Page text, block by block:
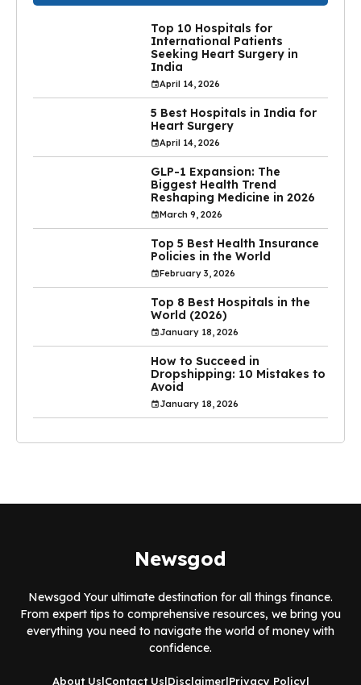
Top 10 Hospitals for
International Patients
Seeking Heart Surgery in
India
April 14, 2026
5 Best Hospitals in India for
Heart Surgery
April 14, 2026
GLP-1 Expansion: The
Biggest Health Trend
Reshaping Medicine in 2026
March 9, 2026
Top 5 Best Health Insurance
Policies in the World
February 3, 2026
Top 8 Best Hospitals in the
World (2026)
January 18, 2026
How to Succeed in
Dropshipping: 10 Mistakes to
Avoid
January 18, 2026
Newsgod
Newsgod Your ultimate destination for all things finance.
From expert tips to comprehensive resources, we bring you
everything you need to navigate the world of money with
confidence.
About Us|Contact Us|Disclaimer|Privacy Policy|